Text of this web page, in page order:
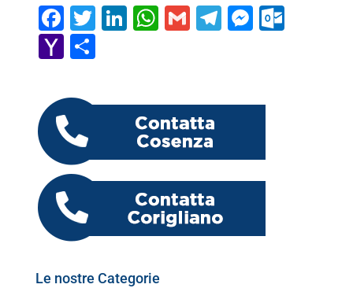
F
a
c
e
b
o
o
k
T
w
itt
Li
dI
n
W
A
p
p
G T M
er
O
Y
h
o
o
M
ai
l
C
n
di
Le nostre Categorie